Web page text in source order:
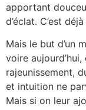
apportant
d’éclat. C’est
Mais le but d’un
voire
rajeunissement,
et intuition ne
Mais si on leur